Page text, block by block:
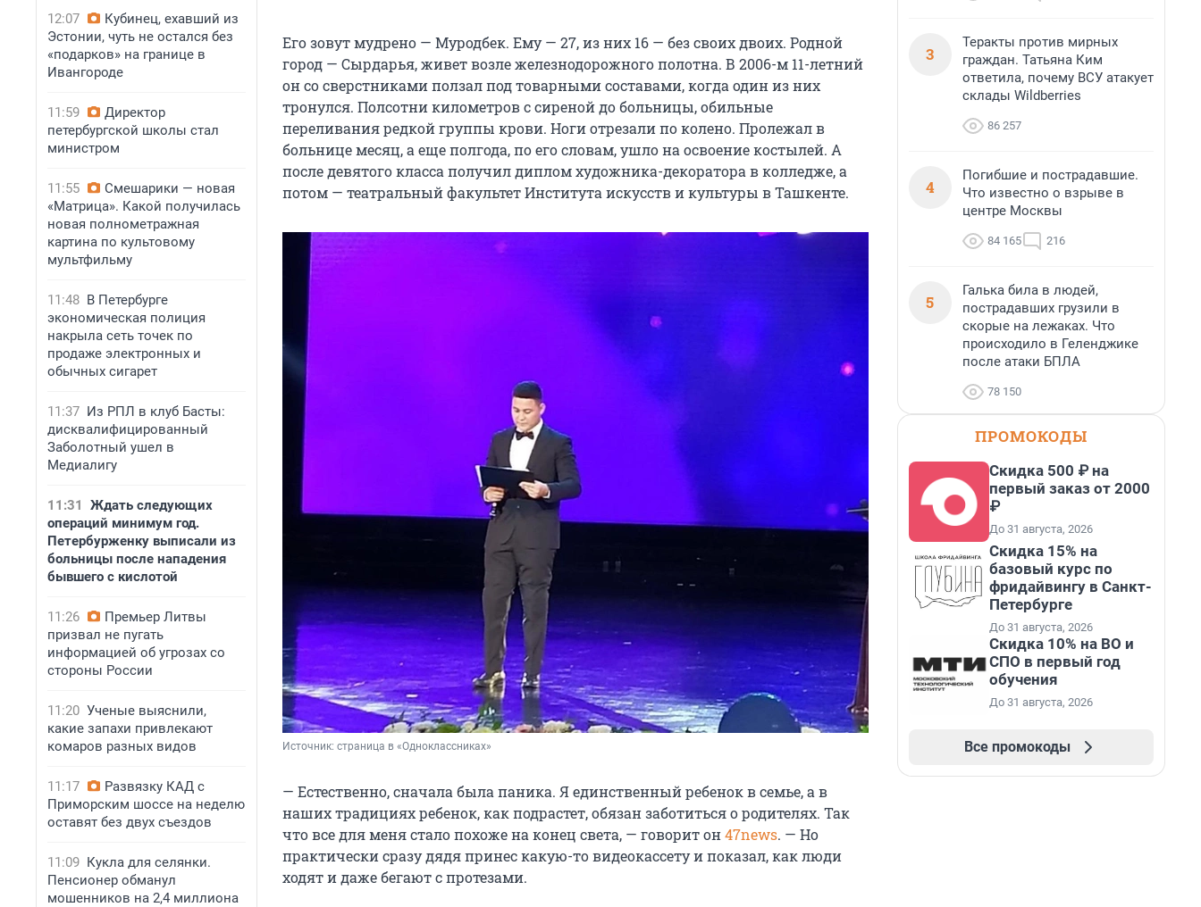
12:07
Кубинец, ехавший из
Эстонии, чуть не остался без
«подарков» на границе в
Ивангороде
11:59
Директор
петербургской школы стал
министром
11:55
Смешарики — новая
«Матрица». Какой получилась
новая полнометражная
картина по культовому
мультфильму
11:48 В Петербурге
экономическая полиция
накрыла сеть точек по
продаже электронных и
обычных сигарет
11:37 Из РПЛ в клуб Басты:
дисквалифицированный
Заболотный ушел в
Медиалигу
11:31
Ждать следующих
операций минимум год.
Петербурженку выписали из
больницы после нападения
бывшего с кислотой
11:26
Премьер Литвы
призвал не пугать
информацией об угрозах со
стороны России
11:20 Ученые выяснили,
какие запахи привлекают
комаров разных видов
11:17
Развязку КАД с
Приморским шоссе на неделю
оставят без двух съездов
11:09 Кукла для селянки.
Пенсионер обманул
мошенников на 2,4 миллиона
Его зовут мудрено — Муродбек. Ему — 27, из них 16 — без своих двоих. Родной
город — Сырдарья, живет возле железнодорожного полотна. В 2006-м 11-летний
он со сверстниками ползал под товарными составами, когда один из них
тронулся. Полсотни километров с сиреной до больницы, обильные
переливания редкой группы крови. Ноги отрезали по колено. Пролежал в
больнице месяц, а еще полгода, по его словам, ушло на освоение костылей. А
после девятого класса получил диплом художника-декоратора в колледже, а
потом — театральный факультет Института искусств и культуры в Ташкенте.
Источник: страница в «Одноклассниках»
— Естественно, сначала была паника. Я единственный ребенок в семье, а в
наших традициях ребенок, как подрастет, обязан заботиться о родителях. Так
что все для меня стало похоже на конец света, — говорит он47news. — Но
практически сразу дядя принес какую-то видеокассету и показал, как люди
ходят и даже бегают с протезами.
3
Теракты против мирных
граждан. Татьяна Ким
ответила, почему ВСУ атакует
склады Wildberries
86 257
4
Погибшие и пострадавшие.
Что известно о взрыве в
центре Москвы
84 165 216
5
Галька била в людей,
пострадавших грузили в
скорые на лежаках. Что
происходило в Геленджике
после атаки БПЛА
78 150
ПРОМОКОДЫ
Скидка 500 ₽ на
первый заказ от 2000
₽
До 31 августа, 2026
Скидка 15% на
базовый курс по
фридайвингу в Санкт-
Петербурге
До 31 августа, 2026
Скидка 10% на ВО и
СПО в первый год
обучения
До 31 августа, 2026
Все промокоды